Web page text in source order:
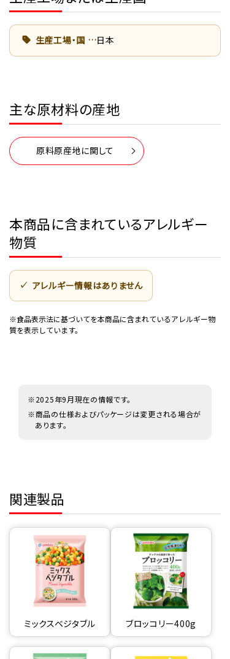
生産工場・国 日本
主な原材料の産地
原料原産地に関して
本商品に含まれているアレルギー
物質
アレルギー情報はありません
※食品表示法に基づいてを本商品に含まれているアレルギー物
質を表示しています。
※2025年9月現在の情報です。
※商品の仕様およびパッケージは変更される場合が
あります。
関連製品
ミックスベジタブル ブロッコリー400g